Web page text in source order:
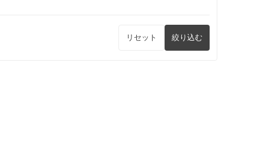
リセット 絞り込む